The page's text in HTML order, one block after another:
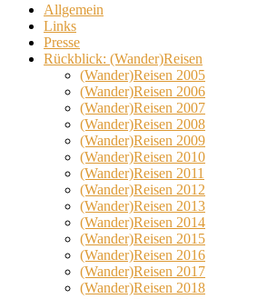
Allgemein
Links
Presse
Rückblick: (Wander)Reisen
(Wander)Reisen 2005
(Wander)Reisen 2006
(Wander)Reisen 2007
(Wander)Reisen 2008
(Wander)Reisen 2009
(Wander)Reisen 2010
(Wander)Reisen 2011
(Wander)Reisen 2012
(Wander)Reisen 2013
(Wander)Reisen 2014
(Wander)Reisen 2015
(Wander)Reisen 2016
(Wander)Reisen 2017
(Wander)Reisen 2018